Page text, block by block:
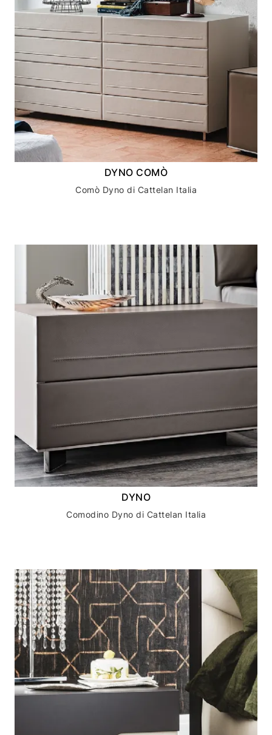
DYNO COMÒ
Comò Dyno di Cattelan Italia
DYNO
Comodino Dyno di Cattelan Italia